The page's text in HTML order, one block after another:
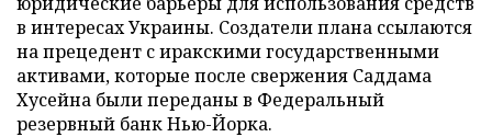
в интересах Украины. Создатели плана ссылаются
на прецедент с иракскими государственными
активами, которые после свержения Саддама
Хусейна были переданы в Федеральный
резервный банк Нью-Йорка.